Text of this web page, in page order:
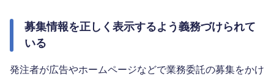
募集情報を正しく表示するよう義務づけられて
いる
発注者が広告やホームページなどで業務委託の募集をかけ